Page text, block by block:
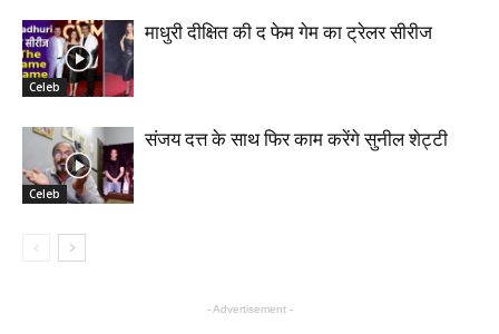
Celeb
माधुरी दीक्षित की द फेम गेम का ट्रेलर सीरीज
Celeb
संजय दत्त के साथ फिर काम करेंगे सुनील शेट्टी
- Advertisement -